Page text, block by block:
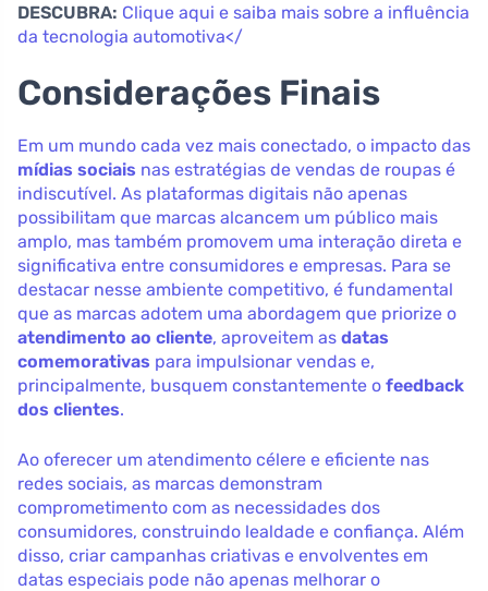
DESCUBRA: Clique aqui e saiba mais sobre a influência
da tecnologia automotiva</
Considerações Finais
Em um mundo cada vez mais conectado, o impacto das
mídias sociais nas estratégias de vendas de roupas é
indiscutível. As plataformas digitais não apenas
possibilitam que marcas alcancem um público mais
amplo, mas também promovem uma interação direta e
significativa entre consumidores e empresas. Para se
destacar nesse ambiente competitivo, é fundamental
que as marcas adotem uma abordagem que priorize o
atendimento ao cliente, aproveitem as datas
comemorativas para impulsionar vendas e,
principalmente, busquem constantemente o feedback
dos clientes.
Ao oferecer um atendimento célere e eficiente nas
redes sociais, as marcas demonstram
comprometimento com as necessidades dos
consumidores, construindo lealdade e confiança. Além
disso, criar campanhas criativas e envolventes em
datas especiais pode não apenas melhorar o